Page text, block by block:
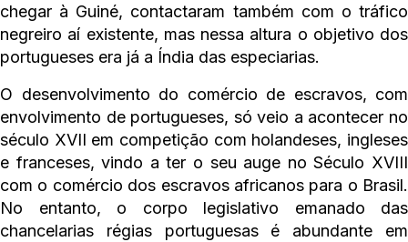
chegar à Guiné, contactaram também com o tráfico
negreiro aí existente, mas nessa altura o objetivo dos
portugueses era já a Índia das especiarias.
O desenvolvimento do comércio de escravos, com
envolvimento de portugueses, só veio a acontecer no
século XVII em competição com holandeses, ingleses
e franceses, vindo a ter o seu auge no Século XVIII
com o comércio dos escravos africanos para o Brasil.
No entanto, o corpo legislativo emanado das
chancelarias régias portuguesas é abundante em